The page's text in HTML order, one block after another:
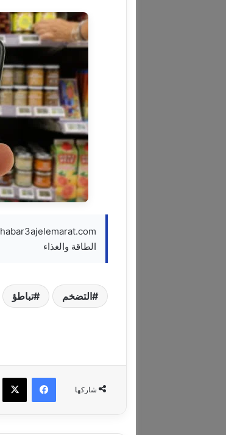
الطاقة والغذاء
التضخم تباطؤ
شاركها
فيسبوك ‫X